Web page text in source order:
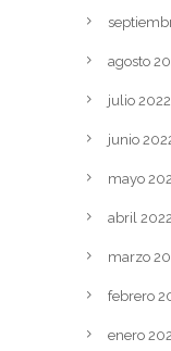
agosto
julio 2022
junio
mayo
abril 2022
marzo
febrero
enero